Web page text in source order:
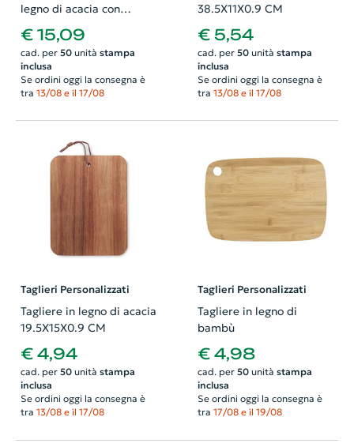
legno di acacia con
dettagli in resina
epossidica 39X23.5X1CM
€ 15,09
cad. per 50unità stampa
inclusa
Se ordini oggi la consegna è
tra 13/08 e il 17/08
38.5X11X0.9 CM
€ 5,54
cad. per 50unità stampa
inclusa
Se ordini oggi la consegna è
tra 13/08 e il 17/08
Taglieri Personalizzati
Tagliere in legno di acacia
19.5X15X0.9 CM
€ 4,94
cad. per 50unità stampa
inclusa
Se ordini oggi la consegna è
tra 13/08 e il 17/08
Taglieri Personalizzati
Tagliere in legno di
bambù
€ 4,98
cad. per 50unità stampa
inclusa
Se ordini oggi la consegna è
tra 17/08 e il 19/08